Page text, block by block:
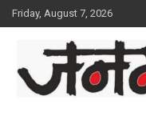
Skip
to
Friday, August 7, 2026